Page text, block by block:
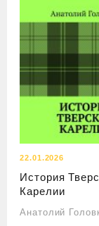
22.01.2026
История
Карелии
Анатолий